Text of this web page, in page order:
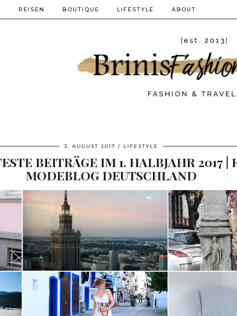
REISEN BOUTIQUE LIFESTYLE ABOUT
3. AUGUST 2017 LIFESTYLE
BEITRÄGE IM 1. HALBJAHR 2017 |
MODEBLOG DEUTSCHLAND